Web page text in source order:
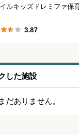
ください
ください 
ルキッズドレミファ保
 3.87
した施設
だありません。